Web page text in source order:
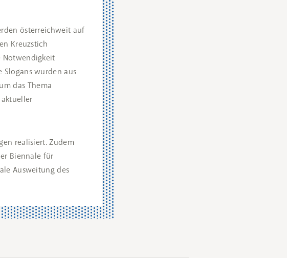
österreichweit auf
Kreuzstich
Notwendigkeit
wurden aus
das Thema
realisiert. Zudem
Biennale für
Ausweitung des